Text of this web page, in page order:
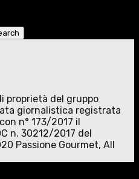
proprietà del gruppo
giornalistica registrata
n° 173/2017 il
n. 30212/2017 del
Passione Gourmet, All